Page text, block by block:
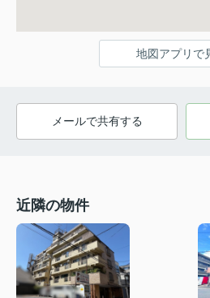
地図アプリで
メールで共有する
近隣の物件